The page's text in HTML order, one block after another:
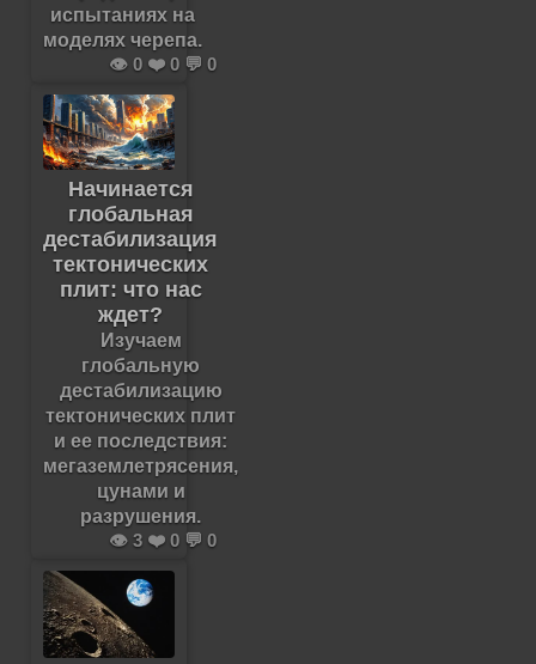
испытаниях на
моделях черепа.
👁️ 0 ❤️ 0 💬 0
Начинается
глобальная
дестабилизация
тектонических
плит: что нас
ждет?
Изучаем
глобальную
дестабилизацию
тектонических плит
и ее последствия:
мегаземлетрясения,
цунами и
разрушения.
👁️ 3 ❤️ 0 💬 0